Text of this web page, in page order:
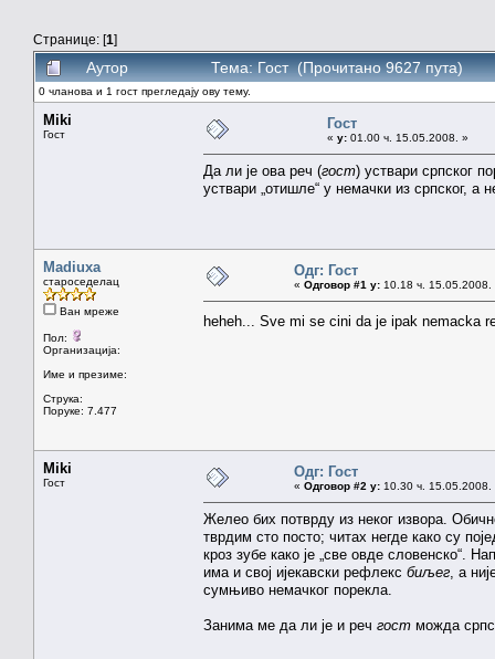
Странице: [1]
Аутор Тема: Гост (Прочитано 9627 пута)
0 чланова и 1 гост прегледају ову тему.
Miki
Гост
Гост
« у: 01.00 ч. 15.05.2008. »
Да ли је ова реч (гост) уствари српског
уствари „отишле“ у немачки из српског, а
Madiuxa
староседелац
Ван мреже
Пол:
Организација:
Име и презиме:
Струка:
Поруке: 7.477
Одг: Гост
« Одговор #1 у: 10.18 ч. 15.05.2008.
heheh... Sve mi se cini da je ipak nemacka
Miki
Гост
Одг: Гост
« Одговор #2 у: 10.30 ч. 15.05.2008.
Желео бих потврду из неког извора.
тврдим сто посто; читах негде како су
кроз зубе како је „све овде словенско“.
има и свој ијекавски рефлекс биљег , а
сумњиво немачког порекла.
Занима ме да ли је и реч гост можда